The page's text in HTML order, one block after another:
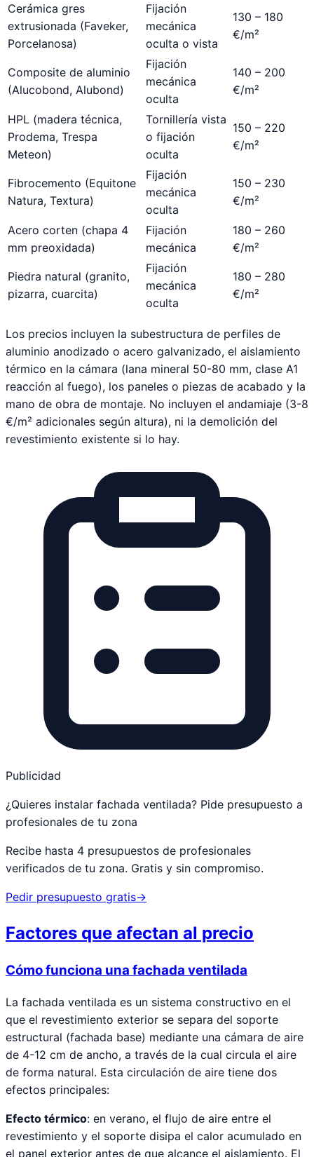
Cerámica gres
extrusionada (Faveker,
Porcelanosa)
Fijación
mecánica
oculta o vista
130 – 180
€/m²
Composite de aluminio
(Alucobond, Alubond)
Fijación
mecánica
oculta
140 – 200
€/m²
HPL (madera técnica,
Prodema, Trespa
Meteon)
Tornillería vista
o fijación
oculta
150 – 220
€/m²
Fibrocemento (Equitone
Natura, Textura)
Fijación
mecánica
oculta
150 – 230
€/m²
Acero corten (chapa 4
mm preoxidada)
Fijación
mecánica
180 – 260
€/m²
Piedra natural (granito,
pizarra, cuarcita)
Fijación
mecánica
oculta
180 – 280
€/m²
Los precios incluyen la subestructura de perfiles de
aluminio anodizado o acero galvanizado, el aislamiento
térmico en la cámara (lana mineral 50-80 mm, clase A1
reacción al fuego), los paneles o piezas de acabado y la
mano de obra de montaje. No incluyen el andamiaje (3-8
€/m² adicionales según altura), ni la demolición del
revestimiento existente si lo hay.
Publicidad
¿Quieres instalar fachada ventilada? Pide presupuesto a
profesionales de tu zona
Recibe hasta 4 presupuestos de profesionales
verificados de tu zona. Gratis y sin compromiso.
Pedir presupuesto gratis→
Factores que afectan al precio
Cómo funciona una fachada ventilada
La fachada ventilada es un sistema constructivo en el
que el revestimiento exterior se separa del soporte
estructural (fachada base) mediante una cámara de aire
de 4-12 cm de ancho, a través de la cual circula el aire
de forma natural. Esta circulación de aire tiene dos
efectos principales:
Efecto térmico: en verano, el flujo de aire entre el
revestimiento y el soporte disipa el calor acumulado en
el panel exterior antes de que alcance el aislamiento. El